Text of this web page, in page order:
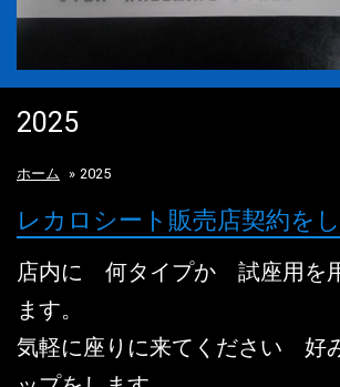
2025
ホーム » 2025
レカロシート販売店契約をし
店内に 何タイプか 試座用を
ます。
気軽に座りに来てください 好